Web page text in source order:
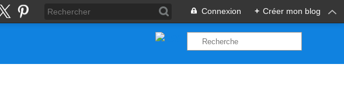
Connexion + Créer mon blog